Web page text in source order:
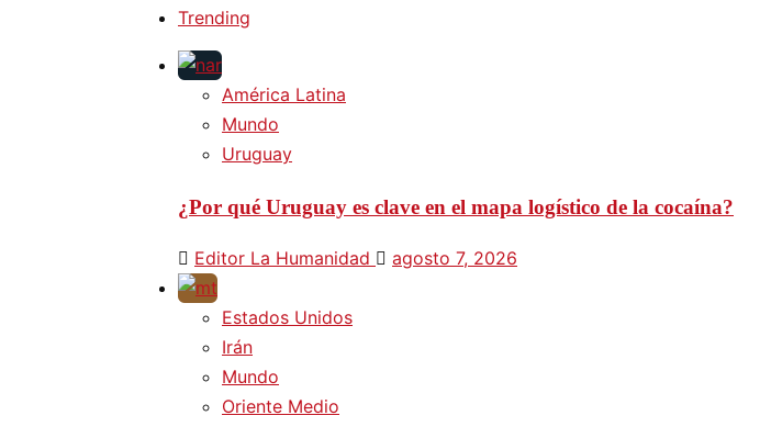
Trending
América Latina
Mundo
Uruguay
¿Por qué Uruguay es clave en el mapa logístico de la cocaína?
Editor La Humanidad agosto 7, 2026
Estados Unidos
Irán
Mundo
Oriente Medio